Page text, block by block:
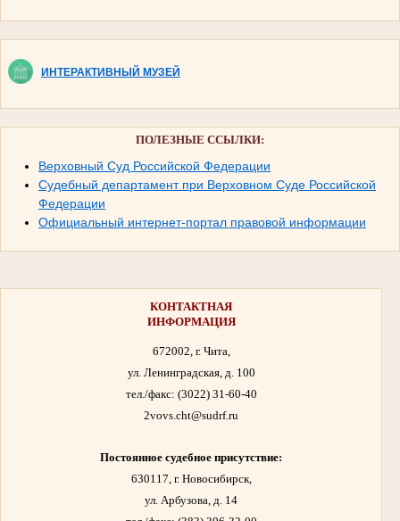
ИНТЕРАКТИВНЫЙ МУЗЕЙ
ПОЛЕЗНЫЕ ССЫЛКИ:
Верховный Суд Российской Федерации
Судебный департамент при Верховном Суде Российской
Федерации
Официальный интернет-портал правовой информации
КОНТАКТНАЯ
ИНФОРМАЦИЯ
672002, г. Чита,
ул. Ленинградская, д. 100
тел./факс: (3022) 31-60-40
2vovs.cht@sudrf.ru
Постоянное судебное присутствие:
630117, г. Новосибирск,
ул. Арбузова, д. 14